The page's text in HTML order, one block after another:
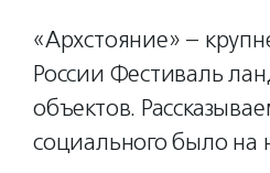
«Архстояние» –
России Фестиваль
объектов.
социального было на